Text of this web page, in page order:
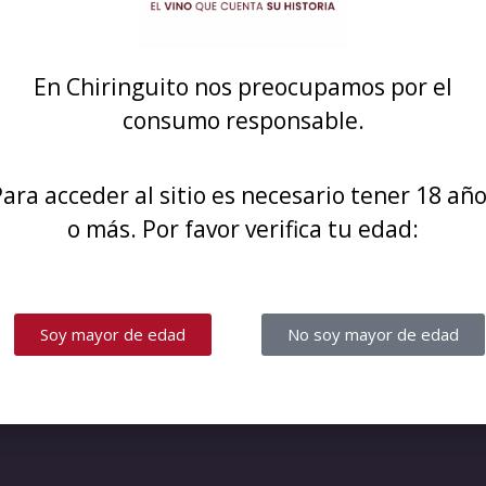
Estamos
En Chiringuito nos preocupamos por el
consumo responsable.
acceder al sitio es necesario tener 18
o más. Por favor verifica tu edad:
Soy mayor de edad No soy mayor de edad